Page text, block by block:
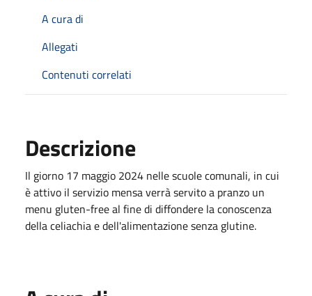
A cura di
Allegati
Contenuti correlati
Descrizione
Il giorno 17 maggio 2024 nelle scuole comunali, in cui
è attivo il servizio mensa verrà servito a pranzo un
menu gluten-free al fine di diffondere la conoscenza
della celiachia e dell'alimentazione senza glutine.